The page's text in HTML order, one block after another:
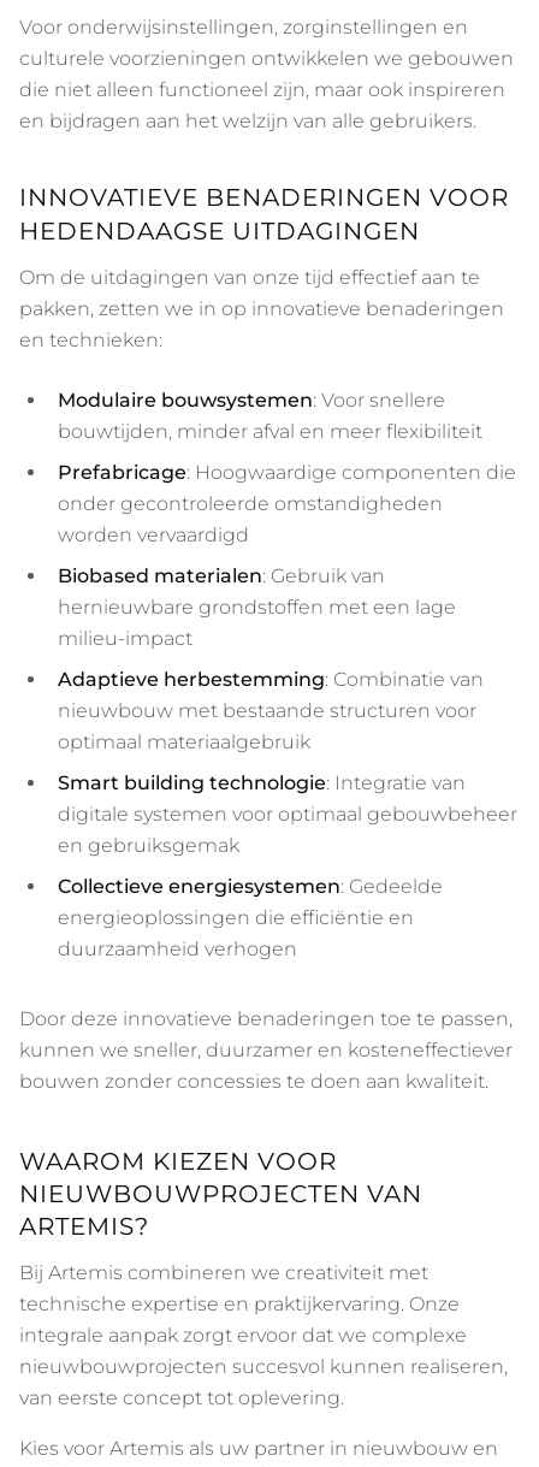
Voor onderwijsinstellingen, zorginstellingen en
culturele voorzieningen ontwikkelen we gebouwen
die niet alleen functioneel zijn, maar ook inspireren
en bijdragen aan het welzijn van alle gebruikers.
INNOVATIEVE BENADERINGEN VOOR
HEDENDAAGSE UITDAGINGEN
Om de uitdagingen van onze tijd effectief aan te
pakken, zetten we in op innovatieve benaderingen
en technieken:
Modulaire bouwsystemen: Voor snellere
bouwtijden, minder afval en meer flexibiliteit
Prefabricage: Hoogwaardige componenten die
onder gecontroleerde omstandigheden
worden vervaardigd
Biobased materialen: Gebruik van
hernieuwbare grondstoffen met een lage
milieu-impact
Adaptieve herbestemming: Combinatie van
nieuwbouw met bestaande structuren voor
optimaal materiaalgebruik
Smart building technologie: Integratie van
digitale systemen voor optimaal gebouwbeheer
en gebruiksgemak
Collectieve energiesystemen: Gedeelde
energieoplossingen die efficiëntie en
duurzaamheid verhogen
Door deze innovatieve benaderingen toe te passen,
kunnen we sneller, duurzamer en kosteneffectiever
bouwen zonder concessies te doen aan kwaliteit.
WAAROM KIEZEN VOOR
NIEUWBOUWPROJECTEN VAN
ARTEMIS?
Bij Artemis combineren we creativiteit met
technische expertise en praktijkervaring. Onze
integrale aanpak zorgt ervoor dat we complexe
nieuwbouwprojecten succesvol kunnen realiseren,
van eerste concept tot oplevering.
Kies voor Artemis als uw partner in nieuwbouw en